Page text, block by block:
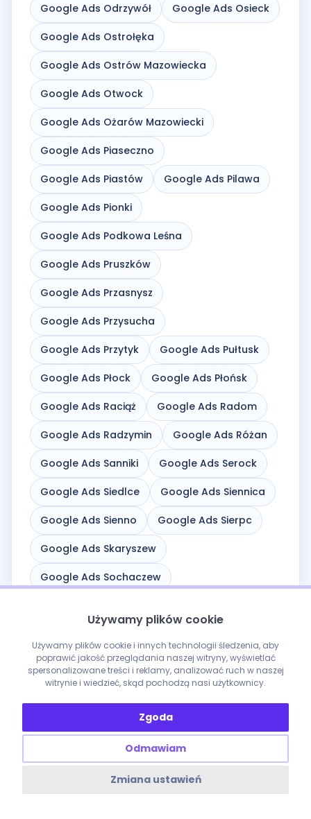
Używamy plików cookie
Używamy plików cookie i innych technologii śledzenia, aby
poprawić jakość przeglądania naszej witryny, wyświetlać
spersonalizowane treści i reklamy, analizować ruch w naszej
witrynie i wiedzieć, skąd pochodzą nasi użytkownicy.
Zgoda
Odmawiam
Zmiana ustawień
Google Ads Odrzywół Google Ads Osieck
Google Ads Ostrołęka
Google Ads Ostrów Mazowiecka
Google Ads Otwock
Google Ads Ożarów Mazowiecki
Google Ads Piaseczno
Google Ads Piastów Google Ads Pilawa
Google Ads Pionki
Google Ads Podkowa Leśna
Google Ads Pruszków
Google Ads Przasnysz
Google Ads Przysucha
Google Ads Przytyk Google Ads Pułtusk
Google Ads Płock Google Ads Płońsk
Google Ads Raciąż Google Ads Radom
Google Ads Radzymin Google Ads Różan
Google Ads Sanniki Google Ads Serock
Google Ads Siedlce Google Ads Siennica
Google Ads Sienno Google Ads Sierpc
Google Ads Skaryszew
Google Ads Sochaczew
Google Ads Solec nad Wisłą
Google Ads Stanisławów
Google Ads Staroźreby
Google Ads Sulejówek
Google Ads Szydłowiec